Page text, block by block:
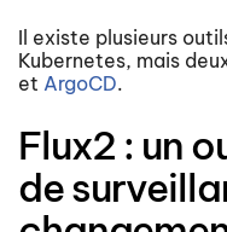
Il existe plusieurs
Kubernetes, mais
et ArgoCD.
Flux2 : un
de